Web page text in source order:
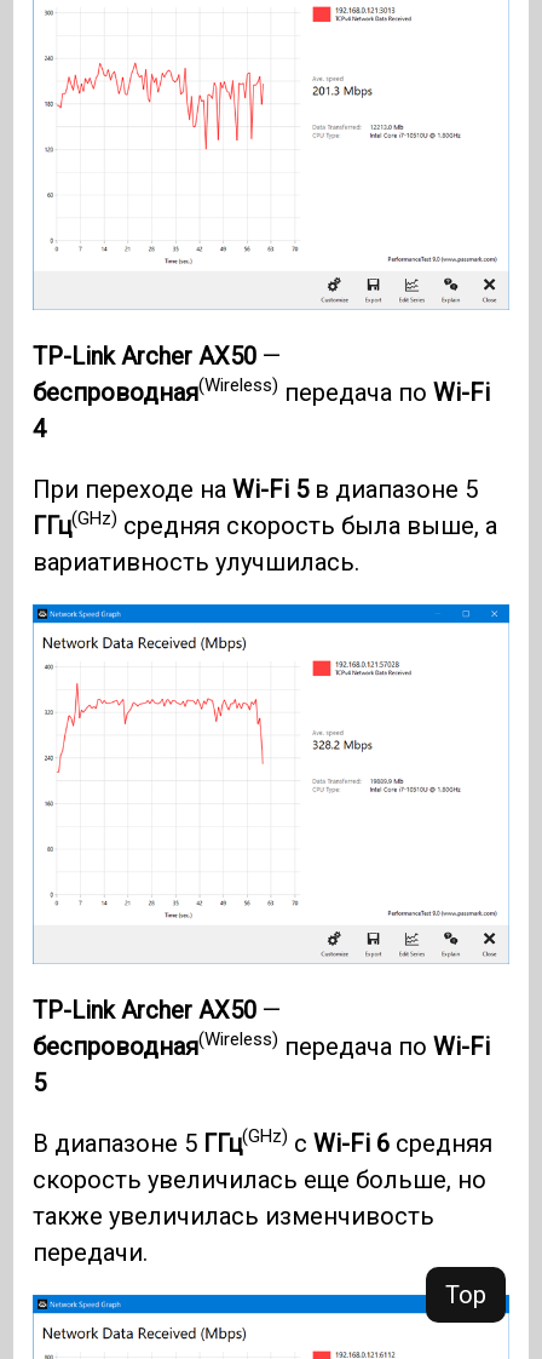
Top
TP-Link Archer AX50 —
беспроводная(Wireless) передача поWi-Fi
4
При переходе наWi-Fi 5в диапазоне 5
ГГц(GHz) средняя скорость была выше, а
вариативность улучшилась.
TP-Link Archer AX50 —
беспроводная(Wireless) передача поWi-Fi
5
В диапазоне 5 ГГц(GHz) сWi-Fi 6 средняя
скорость увеличилась еще больше, но
также увеличилась изменчивость
передачи.